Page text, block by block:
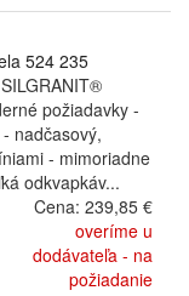
524 235
požiadavky -
nadčasový,
- mimoriadne
odkvapkáv...
Cena: 239,85 €
overíme u
dodávateľa - na
požiadanie